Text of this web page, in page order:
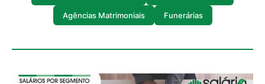
Agências Matrimoniais Funerárias